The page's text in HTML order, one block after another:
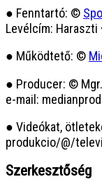
● Fenntartó: ©
Levélcím: Haraszti
● Működtető: ©
● Producer: ©
e-mail:
● Videókat,
produkcio/@/
Szerkesztőség